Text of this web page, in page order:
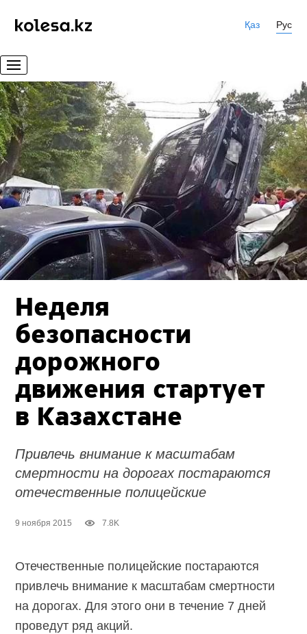
Қаз Рус
Неделя
безопасности
дорожного
движения стартует
в Казахстане
Привлечь внимание к масштабам
смертности на дорогах постараются
отечественные полицейские
9 ноября 2015 7.8K
Отечественные полицейские постараются
привлечь внимание к масштабам смертности
на дорогах. Для этого они в течение 7 дней
проведут ряд акций.